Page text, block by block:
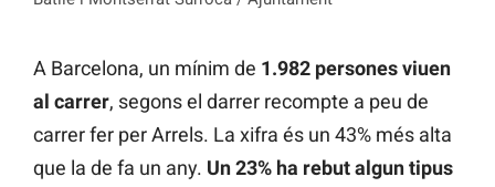
A Barcelona, un mínim de 1.982 persones viuen
al carrer, segons el darrer recompte a peu de
carrer fer per Arrels. La xifra és un 43% més alta
que la de fa un any. Un 23% ha rebut algun tipus